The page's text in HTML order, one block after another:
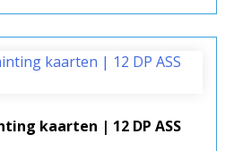
kaarten | 12 DP ASS